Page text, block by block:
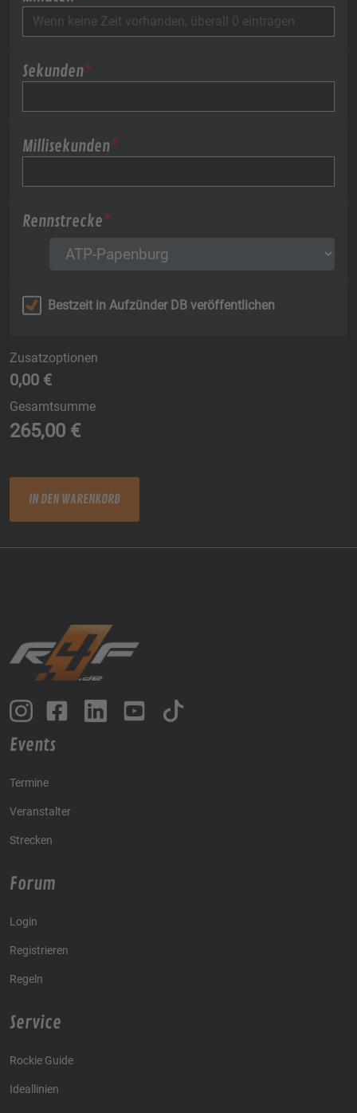
*
Sekunden
*
Millisekunden
*
Rennstrecke
Bestzeit in Aufzünder DB veröffentlichen
Zusatzoptionen
0,00 €
Gesamtsumme
265,00 €
IN DEN WARENKORB
Events
Termine
Veranstalter
Strecken
Forum
Login
Registrieren
Regeln
Service
Rockie Guide
Ideallinien